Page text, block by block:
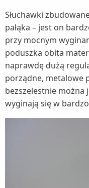
Słuchawki
pałąka – jest on
przy mocnym
poduszka obita
naprawdę dużą
porządne, metalowe
bezszelestnie można
wyginają się w